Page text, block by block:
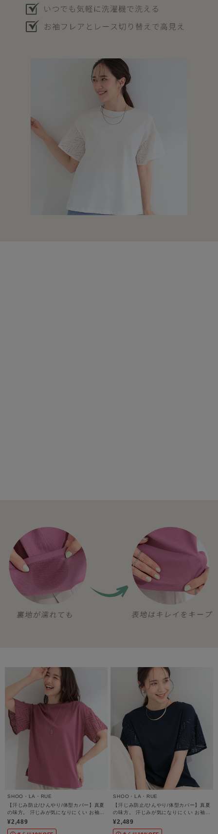
SHOO・LA・RUE
【汗じみ防止/ひんやり/体型カバー】真夏
の味方。 汗じみが気になりにくい お袖レ
ースフレアTシャツ
¥2,489
SHOO・LA・RUE
【汗じみ防止/ひんやり/体型カバー】真夏
の味方。 汗じみが気になりにくい お袖レ
ースフレアTシャツ
¥2,489